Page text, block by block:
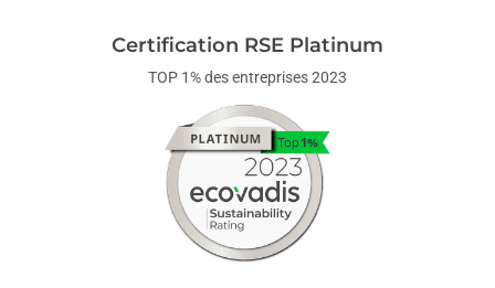
Certification RSE Platinum
TOP 1% des entreprises 2023